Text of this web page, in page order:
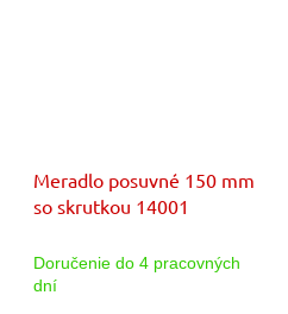
Meradlo posuvné 150 mm
so skrutkou 14001
Doručenie do 4 pracovných
dní